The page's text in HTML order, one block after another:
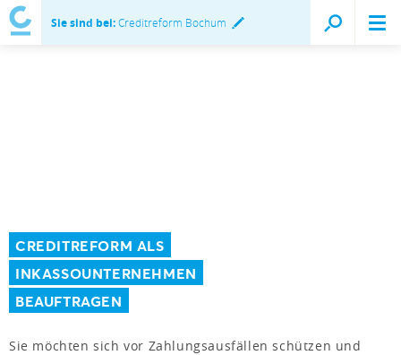
Sie sind bei:Creditreform Bochum
CREDITREFORM ALS
INKASSOUNTERNEHMEN
BEAUFTRAGEN
Sie möchten sich vor Zahlungsausfällen schützen und